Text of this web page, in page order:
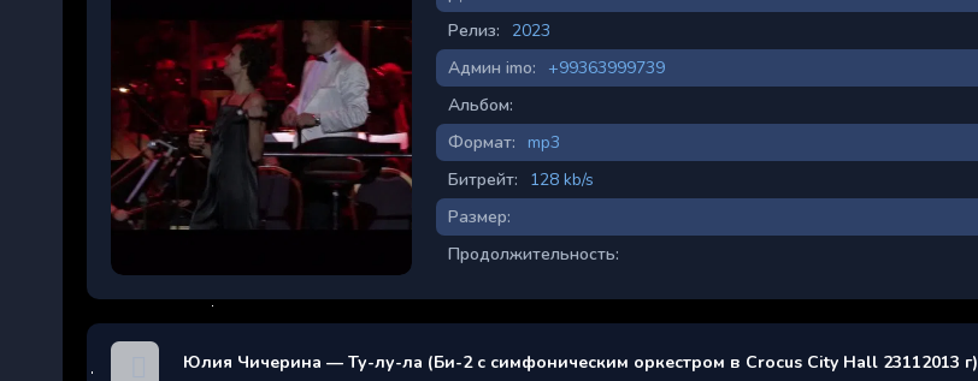
Релиз:
2023
Админ imo:
+99363999739
Альбом:
Формат:
mp3
Битрейт:
128 kb/s
Размер:
Продолжительность:
Юлия Чичерина — Ту-лу-ла (Би-2 с симфоническим оркестром в Crocus City Hall 23112013 г)